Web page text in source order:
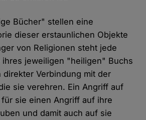
Bücher" stellen eine
dieser erstaunlichen Objekte
von Religionen steht jede
ihres jeweiligen "heiligen" Buchs
direkter Verbindung mit der
sie verehren. Ein Angriff auf
sie einen Angriff auf ihre
und damit auch auf sie